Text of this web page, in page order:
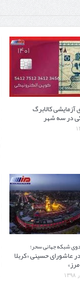
آزمایشی کالابرگ
در سه شهر
شبکه جهانی سحر؛
عاشورای حسینی «کربلا